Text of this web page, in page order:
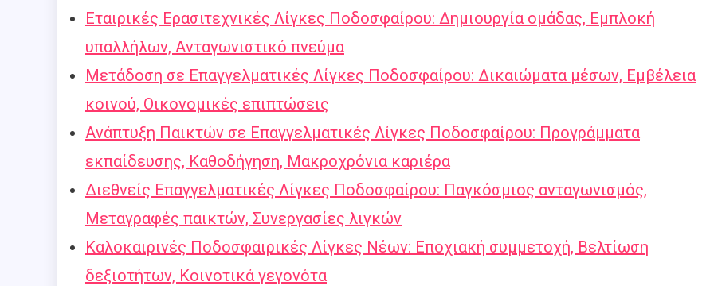
Εταιρικές Ερασιτεχνικές Λίγκες Ποδοσφαίρου: Δημιουργία ομάδας, Εμπλοκή
υπαλλήλων, Ανταγωνιστικό πνεύμα
Μετάδοση σε Επαγγελματικές Λίγκες Ποδοσφαίρου: Δικαιώματα μέσων, Εμβέλεια
κοινού, Οικονομικές επιπτώσεις
Ανάπτυξη Παικτών σε Επαγγελματικές Λίγκες Ποδοσφαίρου: Προγράμματα
εκπαίδευσης, Καθοδήγηση, Μακροχρόνια καριέρα
Διεθνείς Επαγγελματικές Λίγκες Ποδοσφαίρου: Παγκόσμιος ανταγωνισμός,
Μεταγραφές παικτών, Συνεργασίες λιγκών
Καλοκαιρινές Ποδοσφαιρικές Λίγκες Νέων: Εποχιακή συμμετοχή, Βελτίωση
δεξιοτήτων, Κοινοτικά γεγονότα